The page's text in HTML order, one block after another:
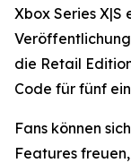
Xbox Series
die Retail
Code für fünf
Fans können
Features